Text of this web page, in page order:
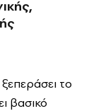
το
βασικό